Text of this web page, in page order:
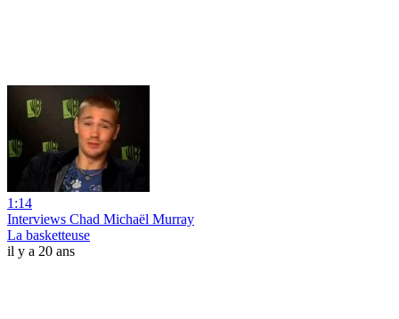
1:14
Interviews Chad Michaël Murray
La basketteuse
il y a 20 ans